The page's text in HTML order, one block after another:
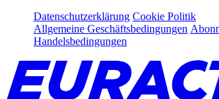
Datenschutzerklärung Cookie Politik
Allgemeine Geschäftsbedingungen
Handelsbedingungen